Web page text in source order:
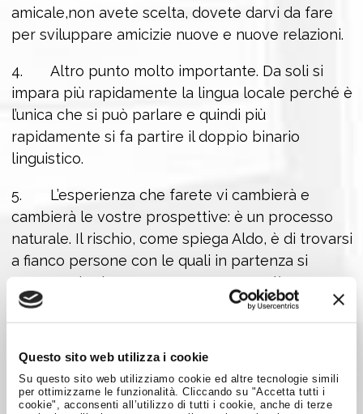
Questo sito web utilizza i cookie
Su questo sito web utilizziamo cookie ed altre tecnologie simili
per ottimizzarne le funzionalità. Cliccando su "Accetta tutti i
cookie", acconsenti all’utilizzo di tutti i cookie, anche di terze
amicale,non avete scelta, dovete darvi da fare
per sviluppare amicizie nuove e nuove relazioni.
4. Altro punto molto importante. Da soli si
impara più rapidamente la lingua locale perché è
l’unica che si può parlare e quindi più
rapidamente si fa partire il doppio binario
linguistico.
5. L’esperienza che farete vi cambierà e
cambierà le vostre prospettive: è un processo
naturale. Il rischio, come spiega Aldo, è di trovarsi
a fianco persone con le quali in partenza si
aveva molto in comune, ma ora non più.
Raffaella Giuri
1 marzo 2013
Si ringraziaItaliansinfuga.comper il contributo